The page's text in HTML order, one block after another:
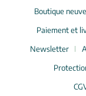
Boutique
Paiement et
Newsletter